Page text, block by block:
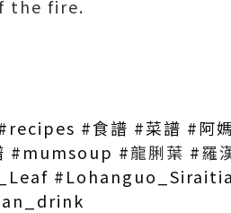
the fire.
#食譜 #菜譜 #阿
#mumsoup #龍脷葉 #羅